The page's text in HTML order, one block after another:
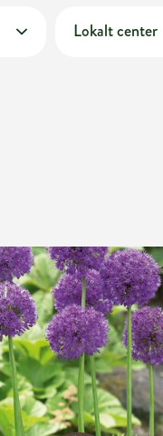
Lokalt center